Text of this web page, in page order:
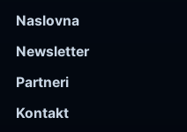
Naslovna
Newsletter
Partneri
Kontakt